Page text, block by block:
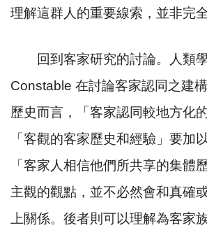
理解這群人的重要線索，並非完
回到客家研究的討論。人類
Constable 在討論客家認同之建
歷史而言，「客家認同較地方化
「客觀的客家歷史和經驗」要加
「客家人相信他們所共享的集體
主觀的觀點，並不必然會和真確
上關係。後者則可以理解為客家